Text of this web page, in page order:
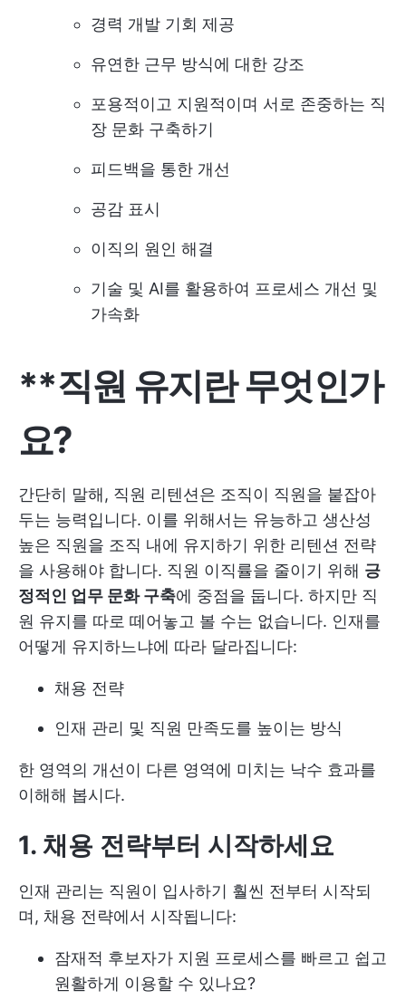
경력 개발 기회 제공
유연한 근무 방식에 대한 강조
포용적이고 지원적이며 서로 존중하는 직
장 문화 구축하기
피드백을 통한 개선
공감 표시
이직의 원인 해결
기술 및 AI를 활용하여 프로세스 개선 및
가속화
**직원 유지란 무엇인가
요?
간단히 말해, 직원 리텐션은 조직이 직원을 붙잡아
두는 능력입니다. 이를 위해서는 유능하고 생산성
높은 직원을 조직 내에 유지하기 위한 리텐션 전략
을 사용해야 합니다. 직원 이직률을 줄이기 위해 긍
정적인 업무 문화 구축에 중점을 둡니다. 하지만 직
원 유지를 따로 떼어놓고 볼 수는 없습니다. 인재를
어떻게 유지하느냐에 따라 달라집니다:
채용 전략
인재 관리 및 직원 만족도를 높이는 방식
한 영역의 개선이 다른 영역에 미치는 낙수 효과를
이해해 봅시다.
1. 채용 전략부터 시작하세요
인재 관리는 직원이 입사하기 훨씬 전부터 시작되
며, 채용 전략에서 시작됩니다:
잠재적 후보자가 지원 프로세스를 빠르고 쉽고
원활하게 이용할 수 있나요?